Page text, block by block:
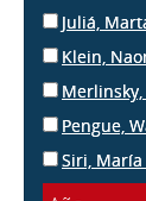
Juliá,
Klein,
Pengue,
Siri, María